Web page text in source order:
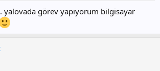
görev yapıyorum bilgisayar